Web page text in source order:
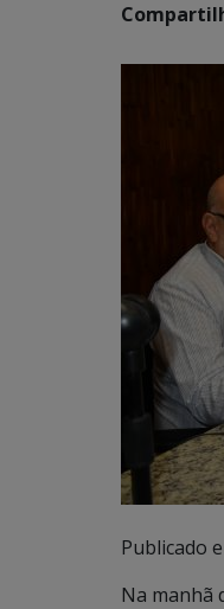
Publicado
Na manhã